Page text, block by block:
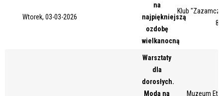
Wtorek, 03-03-2026
na
najpiękniejszą
ozdobę
wielkanocną
Klub
87
Warsztaty
dla
dorosłych.
Moda na
Muzeum